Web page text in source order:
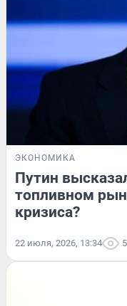
ЭКОНОМИКА
Путин
топливном
кризиса?
22 июля, 2026, 13:34